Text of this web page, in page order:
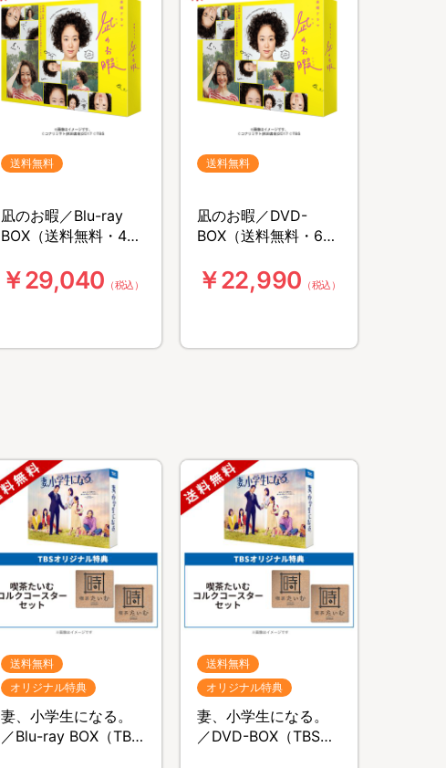
送料無料
凪のお暇／Blu-ray
BOX（送料無料・4枚
￥29,040 （税込）
送料無料
凪のお暇／DVD-
BOX（送料無料・6枚
￥22,990 （税込）
送料無料
オリジナル特典
妻、小学生になる。
／Blu-ray BOX（TBS
送料無料
オリジナル特典
妻、小学生になる。
／DVD-BOX（TBSオ